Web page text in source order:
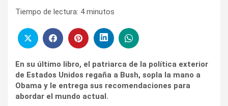
Tiempo de lectura: 4 minutos
En su último libro, el patriarca de la política exterior
de Estados Unidos regaña a Bush, sopla la mano a
Obama y le entrega sus recomendaciones para
abordar el mundo actual.